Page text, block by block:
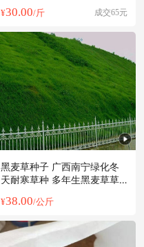
¥30.00/斤 成交65元
黑麦草种子 广西南宁绿化冬
天耐寒草种 多年生黑麦草草
¥38.00/公斤